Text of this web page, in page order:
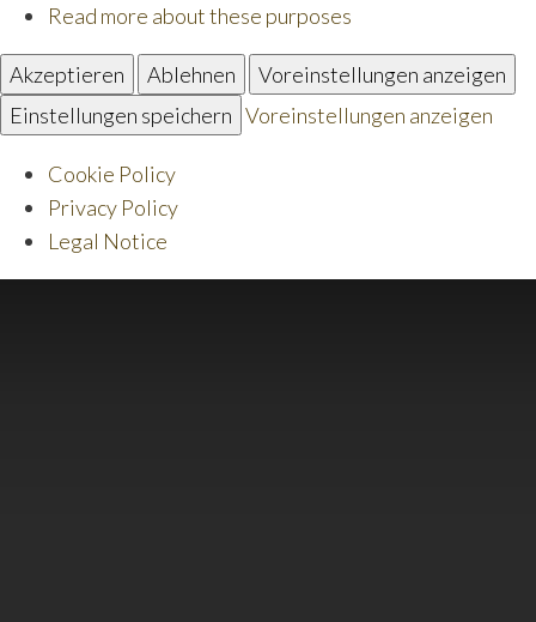
Read more about these purposes
Akzeptieren Ablehnen
Voreinstellungen anzeigen
Einstellungen speichern Voreinstellungen anzeigen
Cookie Policy
Privacy Policy
Legal Notice